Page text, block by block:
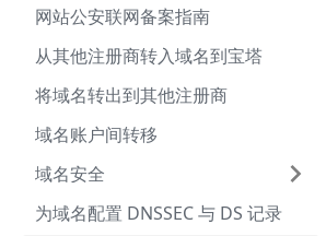
网站公安联网备案指南
从其他注册商转入域名到宝塔
将域名转出到其他注册商
域名账户间转移
域名安全
为域名配置 DNSSEC 与 DS 记录